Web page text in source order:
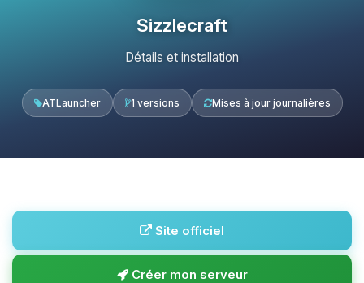
Sizzlecraft
Détails et installation
ATLauncher 1 versions Mises à jour journalières
Site officiel
Créer mon serveur